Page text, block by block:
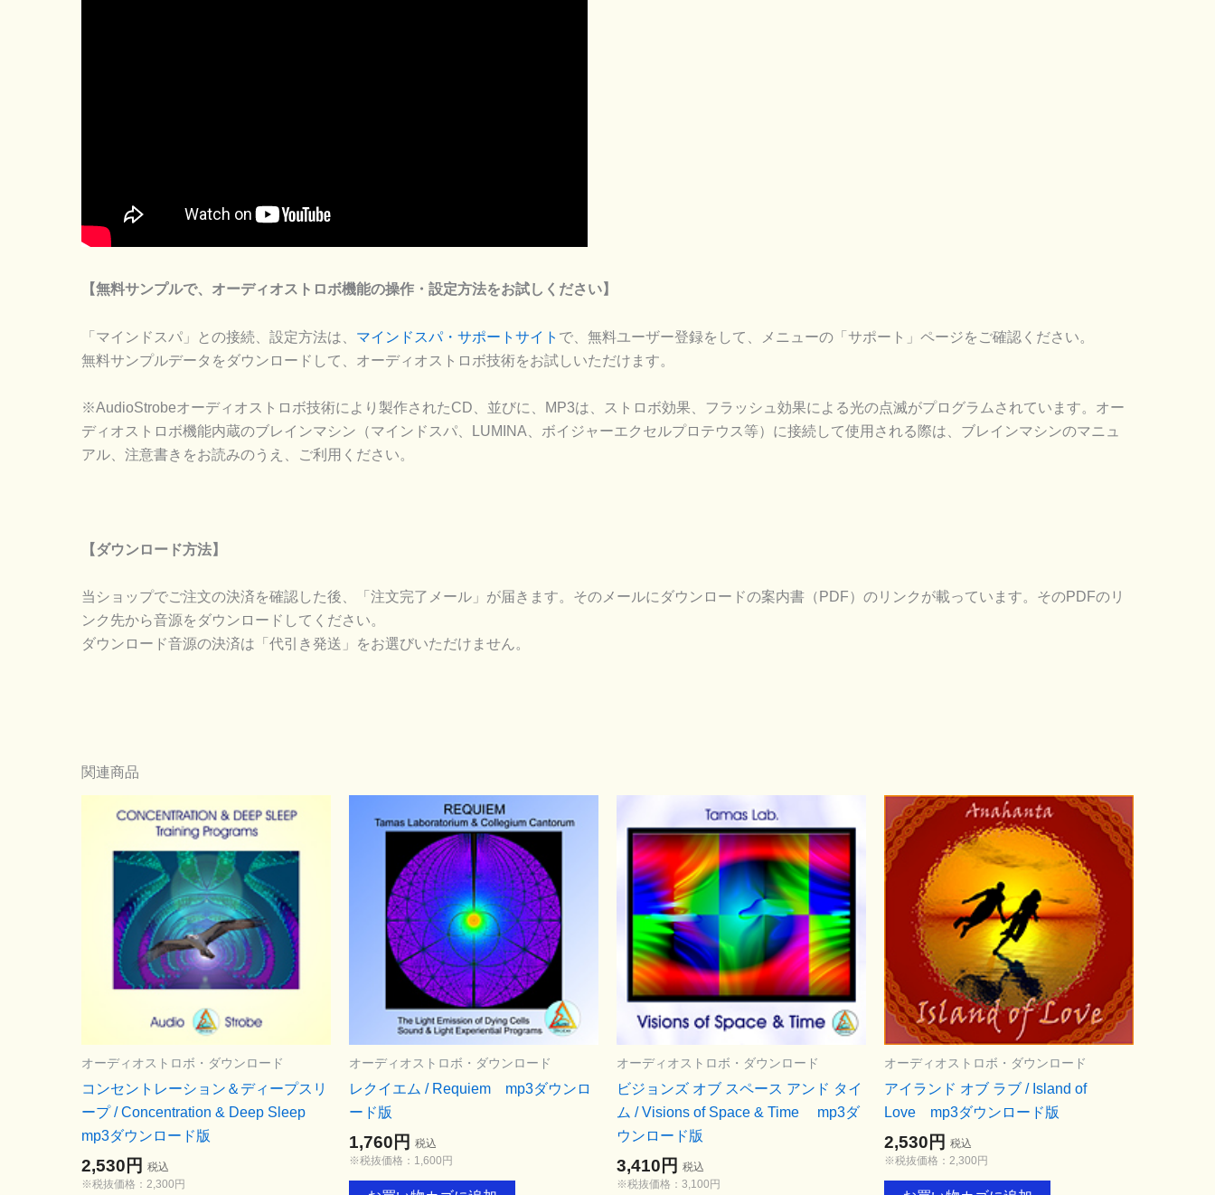
【無料サンプルで、オーディオストロボ機能の操作・設定方法をお試しください】
「マインドスパ」との接続、設定方法は、 マインドスパ・サポートサイト で、無料ユーザー登録をして、メニューの「サポート」ページをご確認ください。
無料サンプルデータをダウンロードして、オーディオストロボ技術をお試しいただけます。
※AudioStrobeオーディオストロボ技術により製作されたCD、並びに、MP3は、ストロボ効果、フラッシュ効果による光の点滅がプログラムされています。オー
ディオストロボ機能内蔵のブレインマシン（マインドスパ、LUMINA、ボイジャーエクセルプロテウス等）に接続して使用される際は、ブレインマシンのマニュ
アル、注意書きをお読みのうえ、ご利用ください。
【ダウンロード方法】
当ショップでご注文の決済を確認した後、「注文完了メール」が届きます。そのメールにダウンロードの案内書（PDF）のリンクが載っています。そのPDFのリ
ンク先から音源をダウンロードしてください。
ダウンロード音源の決済は「代引き発送」をお選びいただけません。
関連商品
オーディオストロボ・ダウンロード
コンセントレーション＆ディープスリ
ープ / Concentration & Deep Sleep
mp3ダウンロード版
2,530円 税込
※税抜価格：2,300円
オーディオストロボ・ダウンロード
レクイエム / Requiem mp3ダウンロ
ード版
1,760円 税込
※税抜価格：1,600円
オーディオストロボ・ダウンロード
ビジョンズ オブ スペース アンド タイ
ム / Visions of Space & Time mp3ダ
ウンロード版
3,410円 税込
※税抜価格：3,100円
オーディオストロボ・ダウンロード
アイランド オブ ラブ / Island of
Love mp3ダウンロード版
2,530円 税込
※税抜価格：2,300円